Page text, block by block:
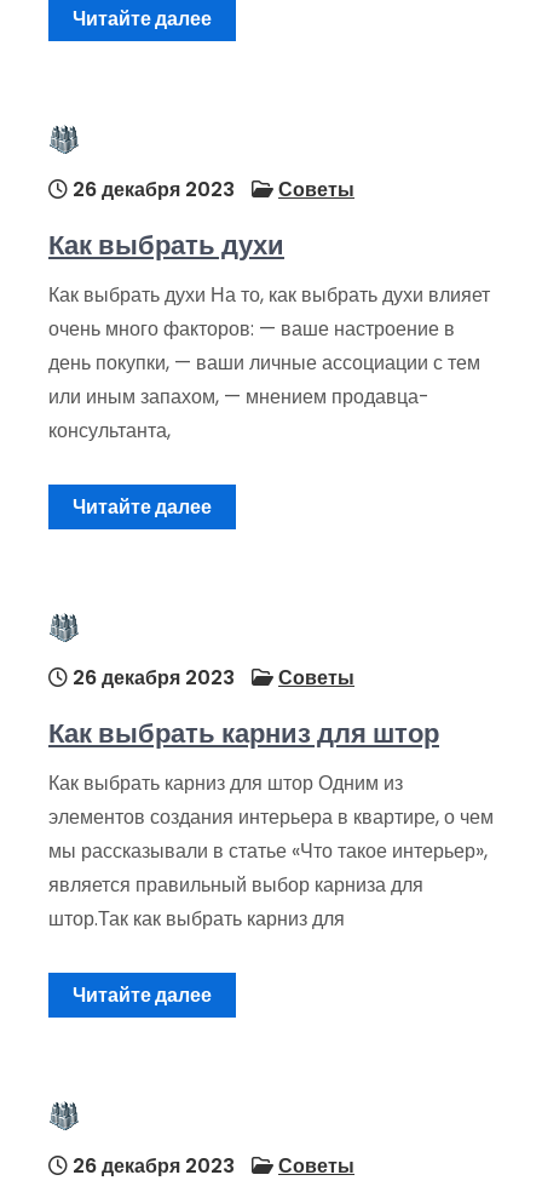
Читайте далее
26 декабря 2023 Советы
Как выбрать духи
Как выбрать духи На то, как выбрать духи влияет
очень много факторов: — ваше настроение в
день покупки, — ваши личные ассоциации с тем
или иным запахом, — мнением продавца-
консультанта,
Читайте далее
26 декабря 2023 Советы
Как выбрать карниз для штор
Как выбрать карниз для штор Одним из
элементов создания интерьера в квартире, о чем
мы рассказывали в статье «Что такое интерьер»,
является правильный выбор карниза для
штор.Так как выбрать карниз для
Читайте далее
26 декабря 2023 Советы